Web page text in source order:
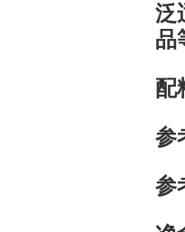
泛
品
配
参
参